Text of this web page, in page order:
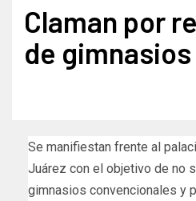
Claman por
de gimnasios
Se manifiestan frente al
Juárez con el objetivo de no
gimnasios convencionales y